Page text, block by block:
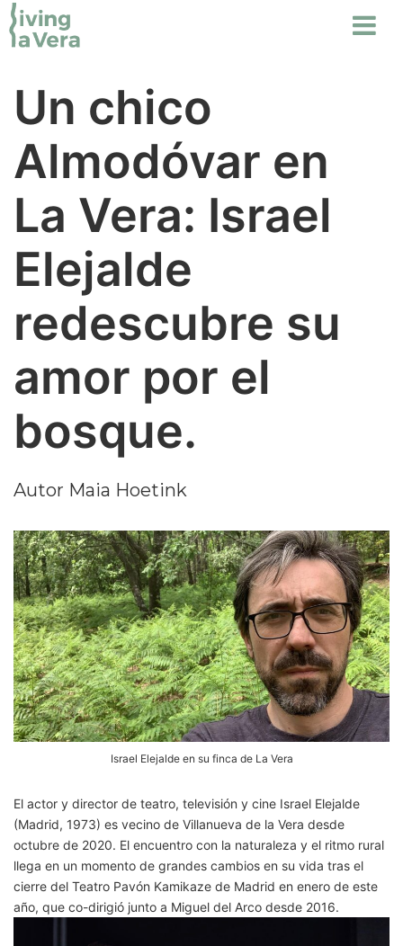
Un chico
Almodóvar en
La Vera: Israel
Elejalde
redescubre su
amor por el
bosque.
Autor Maia Hoetink
Israel Elejalde en su finca de La Vera
El actor y director de teatro, televisión y cine Israel Elejalde
(Madrid, 1973) es vecino de Villanueva de la Vera desde
octubre de 2020. El encuentro con la naturaleza y el ritmo rural
llega en un momento de grandes cambios en su vida tras el
cierre del Teatro Pavón Kamikaze de Madrid en enero de este
año, que co-dirigió junto a Miguel del Arco desde 2016.